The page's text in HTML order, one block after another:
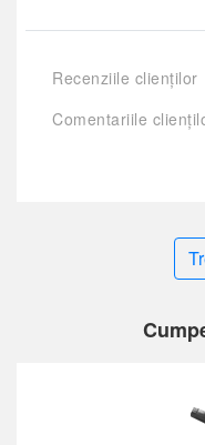
Recenziile clienților
Comentariile